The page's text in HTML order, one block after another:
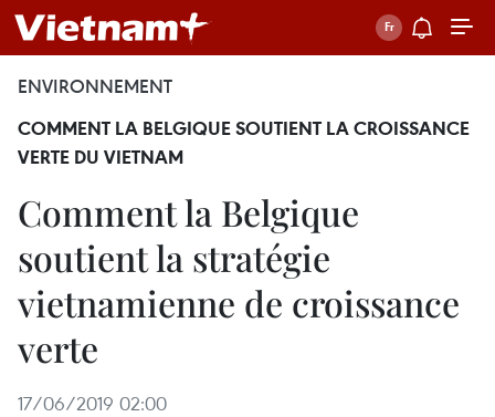
ENVIRONNEMENT
COMMENT LA BELGIQUE SOUTIENT LA CROISSANCE
VERTE DU VIETNAM
Comment la Belgique
soutient la stratégie
vietnamienne de croissance
verte
17/06/2019 02:00